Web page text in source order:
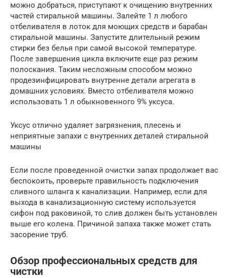
можно добраться, приступают к очищению внутренних
частей стиральной машины. Залейте 1 л любого
отбеливателя в лоток для моющих средств и барабан
стиральной машины. Запустите длительный режим
стирки без белья при самой высокой температуре.
После завершения цикла включите еще раз режим
полоскания. Таким несложным способом можно
продезинфицировать внутренне детали агрегата в
домашних условиях. Вместо отбеливателя можно
использовать 1 л обыкновенного 9% уксуса.
Уксус отлично удаляет загрязнения, плесень и
неприятные запахи с внутренних деталей стиральной
машины
Если после проведенной очистки запах продолжает вас
беспокоить, проверьте правильность подключения
сливного шланга к канализации. Например, если для
выхода в канализационную систему используется
сифон под раковиной, то слив должен быть установлен
выше его колена. Причиной запаха также может стать
засорение труб.
Обзор профессиональных средств для
чистки